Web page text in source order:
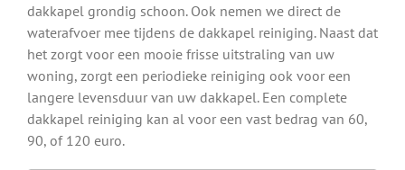
dakkapel grondig schoon. Ook nemen we direct de
waterafvoer mee tijdens de dakkapel reiniging. Naast dat
het zorgt voor een mooie frisse uitstraling van uw
woning, zorgt een periodieke reiniging ook voor een
langere levensduur van uw dakkapel. Een complete
dakkapel reiniging kan al voor een vast bedrag van 60,
90, of 120 euro.